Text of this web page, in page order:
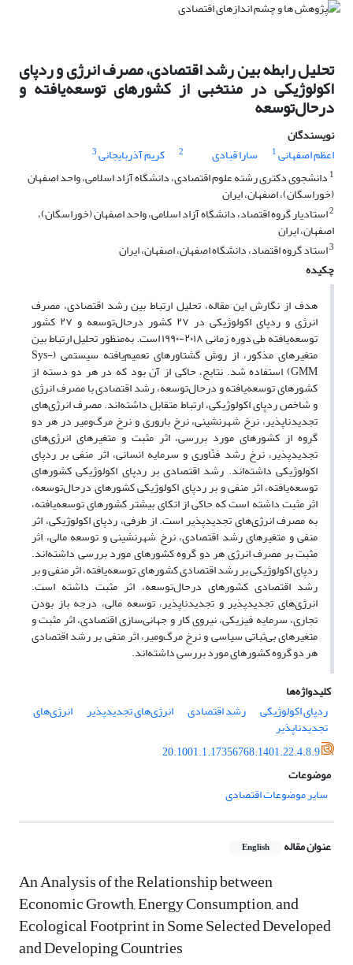
تحلیل رابطه بین رشد اقتصادی، مصرف انرژی و ردپای
اکولوژیکی در منتخبی از کشورهای توسعه‌یافته و
درحال‌توسعه
نویسندگان
اعظم اصفهانی1 سارا قبادی 2 کریم آذربایجانی3
1 دانشجوی دکتری رشته علوم اقتصادی، دانشگاه آزاد اسلامی، واحد اصفهان
(خوراسگان)، اصفهان، ایران
2استادیار گروه اقتصاد، دانشگاه آزاد اسلامی، واحد اصفهان (خوراسگان)،
اصفهان، ایران
3استاد گروه اقتصاد، دانشگاه اصفهان، اصفهان، ایران
چکیده
هدف از نگارش این مقاله، تحلیل ارتباط بین رشد اقتصادی، مصرف
انرژی و ردپای اکولوژیکی در ۲۷ کشور درحال‌توسعه و ۲۷ کشور
توسعه‌یافته طی دوره زمانی ۲۰۱۸-۱۹۹۰ است. به‌منظور تحلیل ارتباط بین
متغیرهای مذکور، از روش گشتاورهای تعمیم‌یافته سیستمی (
Sys-
GMM
)استفاده شد. نتایج، حاکی از آن بود که در هر دو دسته از
کشورهای توسعه‌یافته و درحال‌توسعه، رشد اقتصادی با مصرف انرژی
و شاخص ردپای اکولوژیکی، ارتباط متقابل داشته‌اند. مصرف انرژی‌های
تجدیدناپذیر، نرخ شهرنشینی، نرخ باروری و نرخ مرگ‌ومیر در هر دو
گروه از کشورهای مورد بررسی، اثر مثبت و متغیرهای انرژی‌های
تجدیدپذیر، نرخ رشد فنّاوری و سرمایه انسانی، اثر منفی بر ردپای
اکولوژیکی داشته‌اند. رشد اقتصادی بر ردپای اکولوژیکی کشورهای
توسعه‌یافته، اثر منفی و بر ردپای اکولوژیکی کشورهای درحال‌توسعه،
اثر مثبت داشته است که حاکی از اتکای بیشتر کشورهای توسعه‌یافته،
به مصرف انرژی‌های تجدیدپذیر است. از طرفی، ردپای اکولوژیکی، اثر
منفی و متغیرهای رشد اقتصادی، نرخ شهرنشینی و توسعه مالی، اثر
مثبت بر مصرف انرژی هر دو گروه کشورهای مورد بررسی داشته‌اند.
ردپای اکولوژیکی بر رشد اقتصادی کشورهای توسعه‌یافته، اثر منفی و بر
رشد اقتصادی کشورهای درحال‌توسعه، اثر مثبت داشته است.
انرژی‌های تجدیدپذیر و تجدیدناپذیر، توسعه مالی، درجه باز بودن
تجاری، سرمایه فیزیکی، نیروی کار و جهانی‌سازی اقتصادی، اثر مثبت و
متغیرهای بی‌ثباتی سیاسی و نرخ مرگ‌ومیر، اثر منفی بر رشد اقتصادی
هر دو گروه کشورهای مورد بررسی داشته‌اند.
کلیدواژه‌ها
ردپای اکولوژیکی
رشد اقتصادی انرژی‌های تجدیدپذیر انرژی‌های
تجدیدناپذیر
20.1001.1.17356768.1401.22.4.8.9
موضوعات
سایر موضوعات اقتصادی
عنوان مقاله English
An Analysis of the Relationship between
Economic Growth, Energy Consumption, and
Ecological Footprint in Some Selected Developed
and Developing Countries